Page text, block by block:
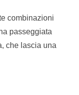
combinazioni
passeggiata
che lascia una